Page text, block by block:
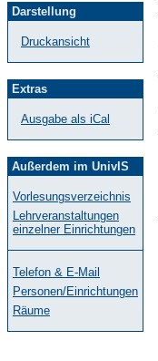
Darstellung
Druckansicht
Extras
Ausgabe als iCal
Außerdem im UnivIS
Vorlesungsverzeichnis
Lehrveranstaltungen
einzelner Einrichtungen
Telefon & E-Mail
Personen/Einrichtungen
Räume